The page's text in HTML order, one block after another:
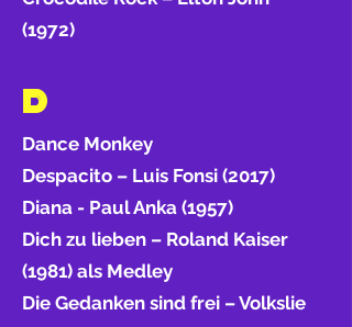
(1972)
D
Dance Monkey
Despacito – Luis Fonsi (2017)
Diana - Paul Anka (1957)
Dich zu lieben – Roland Kaiser
(1981) als Medley
Die Gedanken sind frei – Volkslie